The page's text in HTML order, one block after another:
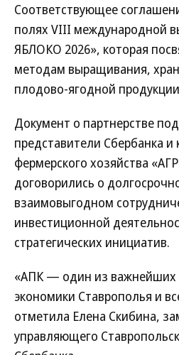
Соответствующее
полях VIII международной
ЯБЛОКО 2026», которая
методам выращивания,
плодово-ягодной
Документ о партнерстве
представители Сбербанка и
фермерского хозяйства
договорились о
взаимовыгодном
инвестиционной
стратегических инициатив.
«АПК — один из важнейших
экономики Ставрополья и
отметила Елена Скибина,
управляющего